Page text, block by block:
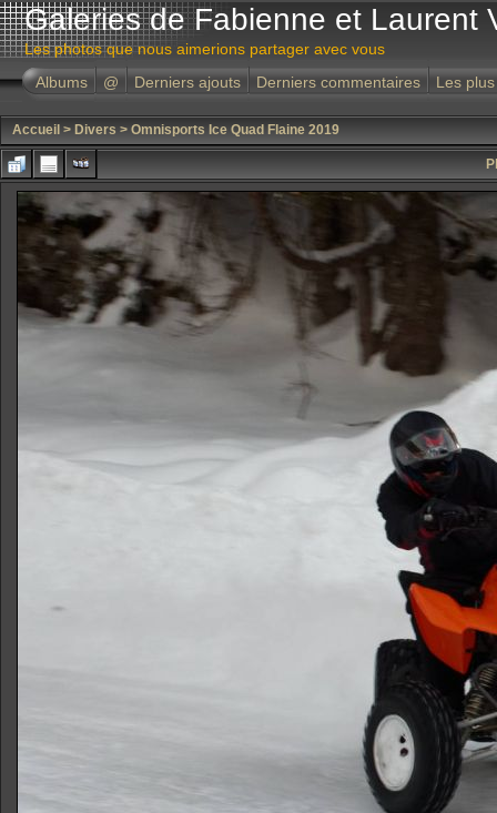
Galeries de Fabienne et Laurent
Les photos que nous aimerions partager avec vous
Albums
@ Derniers ajouts Derniers commentaires Les
Accueil > Divers > Omnisports Ice Quad Flaine 2019